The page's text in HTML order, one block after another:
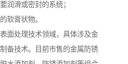
润滑或密封的系统；
软膏状物。
面处理技术领域，具体涉及金
备技术。目前市售的金属防锈